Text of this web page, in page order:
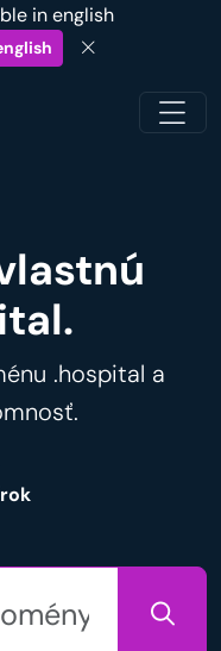
in english
.hospital a